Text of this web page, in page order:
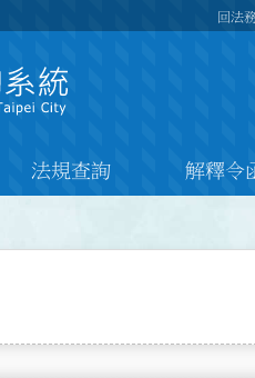
回法
法規查詢 解釋令